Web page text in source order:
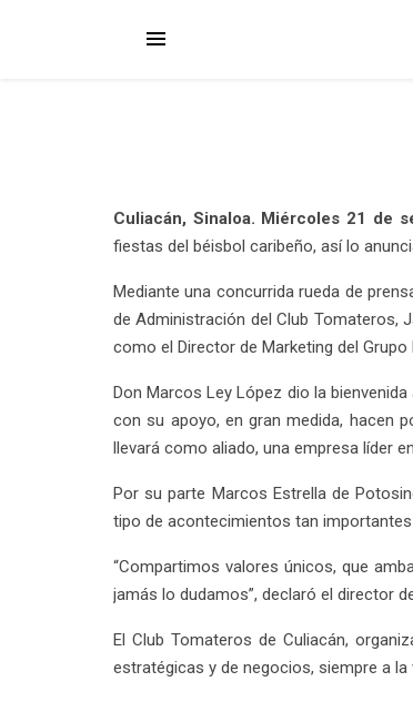
Culiacán, Sinaloa. Miércoles 21 de
fiestas del béisbol caribeño, así lo
Mediante una concurrida rueda de
de Administración del Club Tomateros,
como el Director de Marketing del
Don Marcos Ley López dio la
con su apoyo, en gran medida, hacen
llevará como aliado, una empresa líder
Por su parte Marcos Estrella de
tipo de acontecimientos tan
“Compartimos valores únicos, que
jamás lo dudamos”, declaró el director
El Club Tomateros de Culiacán,
estratégicas y de negocios, siempre a